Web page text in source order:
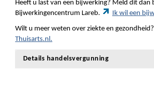
Heeft u last van een bijwerking? Meld dit dan
Bijwerkingencentrum Lareb.
Ik wil een
Wilt u meer weten over ziekte en
Thuisarts.nl.
Details handelsvergunning